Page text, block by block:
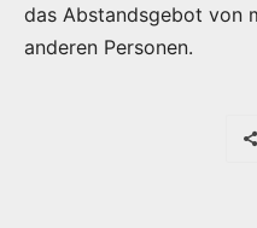
das Abstandsgebot von
anderen Personen.